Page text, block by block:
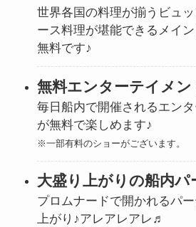
世界各国の料理が揃うビュ
ース料理が堪能できるメイ
無料です♪
無料エンターテイメン
毎日船内で開催されるエン
が無料で楽しめます♪
※一部有料のショーがございます。
大盛り上がりの船内パ
プロムナードで開かれるパ
上がり♪アレアレアレ♬